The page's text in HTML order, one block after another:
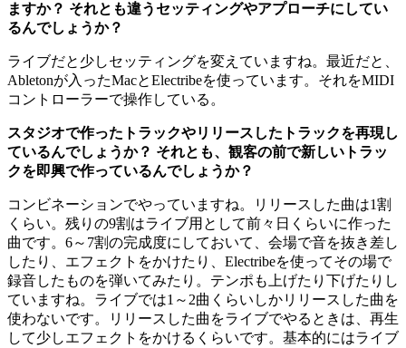
ますか？ それとも違うセッティングやアプローチにしてい
るんでしょうか？
ライブだと少しセッティングを変えていますね。最近だと、
Abletonが入ったMacとElectribeを使っています。それをMIDI
コントローラーで操作している。
スタジオで作ったトラックやリリースしたトラックを再現し
ているんでしょうか？ それとも、観客の前で新しいトラッ
クを即興で作っているんでしょうか？
コンビネーションでやっていますね。リリースした曲は1割
くらい。残りの9割はライブ用として前々日くらいに作った
曲です。6～7割の完成度にしておいて、会場で音を抜き差し
したり、エフェクトをかけたり、Electribeを使ってその場で
録音したものを弾いてみたり。テンポも上げたり下げたりし
ていますね。ライブでは1～2曲くらいしかリリースした曲を
使わないです。リリースした曲をライブでやるときは、再生
して少しエフェクトをかけるくらいです。基本的にはライブ